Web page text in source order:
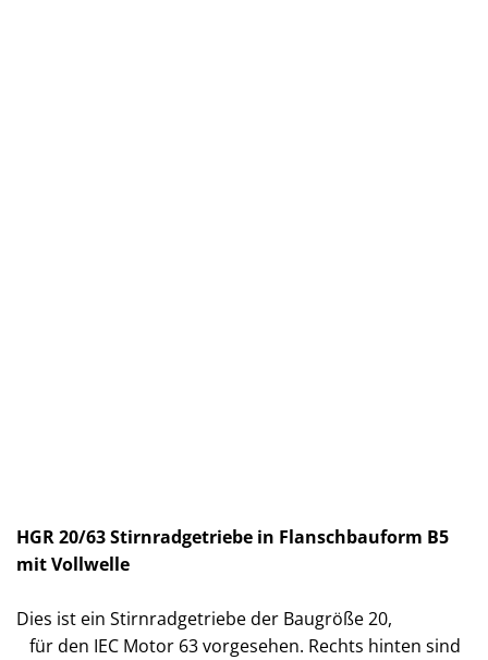
HGR 20/63 Stirnradgetriebe in Flanschbauform B5
mit Vollwelle
Dies ist ein Stirnradgetriebe der Baugröße 20,
für den IEC Motor 63 vorgesehen. Rechts hinten sind